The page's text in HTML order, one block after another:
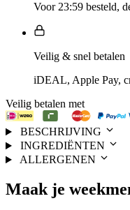
Voor 23:59 besteld,
Veilig & snel betalen
iDEAL, Apple Pay,
Veilig betalen met
BESCHRIJVING
INGREDIËNTEN
ALLERGENEN
Maak je